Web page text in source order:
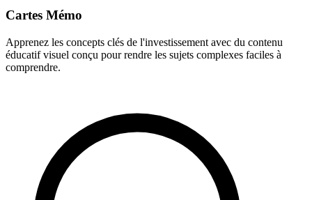
Cartes Mémo
Apprenez les concepts clés de l'investissement avec du contenu
éducatif visuel conçu pour rendre les sujets complexes faciles à
comprendre.